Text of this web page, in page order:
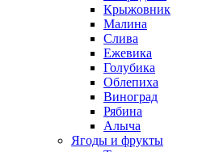
Крыжовник
Малина
Слива
Ежевика
Голубика
Облепиха
Виноград
Рябина
Алыча
Ягоды и фрукты